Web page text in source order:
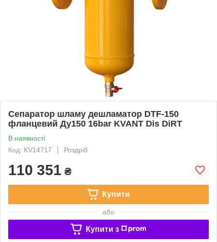
Сепаратор шламу дешламатор DTF-150
фланцевий Ду150 16bar KVANT Dis DiRT
В наявності
Код: KV14717
Роздріб
110 351 ₴
Купити
або
Купити з